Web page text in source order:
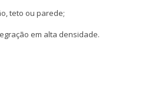
teto ou parede;
em alta densidade.